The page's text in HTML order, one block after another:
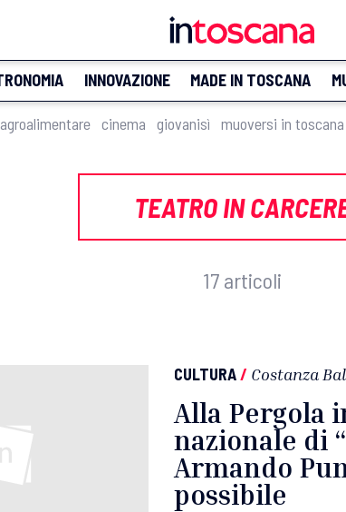
INNOVAZIONE MADE IN TOSCANA
agroalimentare cinema giovanisì muoversi in toscana
TEATRO IN
17 articoli
CULTURA/ Costanza
Alla Pergola
nazionale di
Armando
possibile